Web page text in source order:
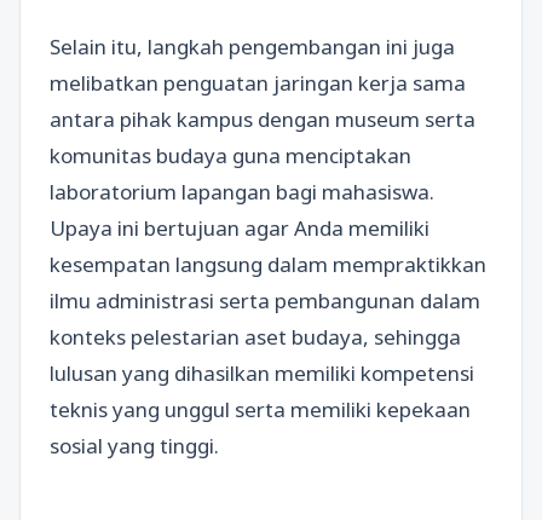
Selain itu, langkah pengembangan ini juga
melibatkan penguatan jaringan kerja sama
antara pihak kampus dengan museum serta
komunitas budaya guna menciptakan
laboratorium lapangan bagi mahasiswa.
Upaya ini bertujuan agar Anda memiliki
kesempatan langsung dalam mempraktikkan
ilmu administrasi serta pembangunan dalam
konteks pelestarian aset budaya, sehingga
lulusan yang dihasilkan memiliki kompetensi
teknis yang unggul serta memiliki kepekaan
sosial yang tinggi.